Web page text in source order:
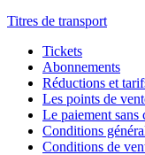
Titres de transport
Tickets
Abonnements
Réductions et
Les points de
Le paiement sans
Conditions
Conditions de